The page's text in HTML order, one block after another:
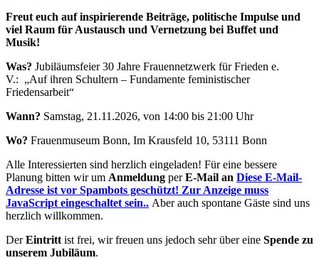
Freut euch auf inspirierende Beiträge, politische Impulse und
viel Raum für Austausch und Vernetzung bei Buffet und
Musik!
Was? Jubiläumsfeier 30 Jahre Frauennetzwerk für Frieden e.
V.: „Auf ihren Schultern – Fundamente feministischer
Friedensarbeit“
Wann? Samstag, 21.11.2026, von 14:00 bis 21:00 Uhr
Wo? Frauenmuseum Bonn, Im Krausfeld 10, 53111 Bonn
Alle Interessierten sind herzlich eingeladen! Für eine bessere
Planung bitten wir um Anmeldung perE-Mail an Diese E-Mail-
Adresse ist vor Spambots geschützt! Zur Anzeige muss
JavaScript eingeschaltet sein.. Aber auch spontane Gäste sind uns
herzlich willkommen.
DerEintritt ist frei, wir freuen uns jedoch sehr über eine Spende zu
unserem Jubiläum.